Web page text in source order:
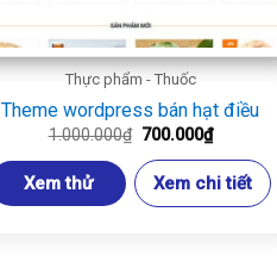
Thực phẩm - Thuốc
Theme wordpress bán hạt điều
1.000.000₫ Giá
là:
1.000.000₫.
700.000₫Giá
hiện
tại
là:
700.000₫.
Xem thử Xem chi tiết